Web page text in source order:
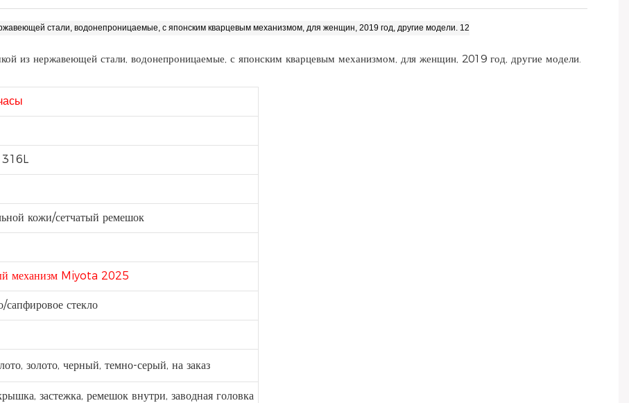
316L
кожи/сетчатый ремешок
механизм Miyota 2025
сапфировое стекло
золото, черный, темно-серый, на заказ
застежка, ремешок внутри, заводная головка